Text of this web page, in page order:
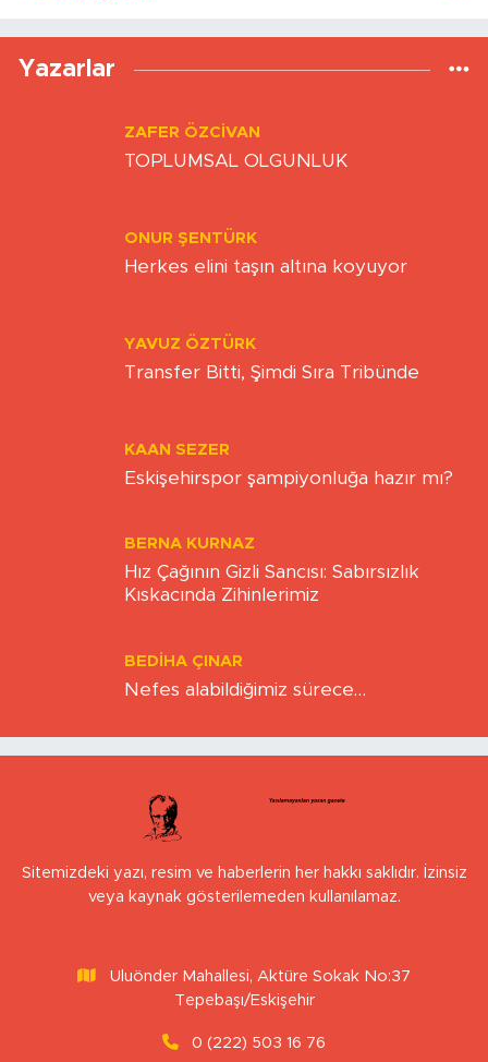
Yazarlar
ZAFER ÖZCIVAN
TOPLUMSAL OLGUNLUK
ONUR ŞENTÜRK
Herkes elini taşın altına koyuyor
YAVUZ ÖZTÜRK
Transfer Bitti, Şimdi Sıra Tribünde
KAAN SEZER
Eskişehirspor şampiyonluğa hazır mı?
BERNA KURNAZ
Hız Çağının Gizli Sancısı: Sabırsızlık
Kıskacında Zihinlerimiz
BEDIHA ÇINAR
Nefes alabildiğimiz sürece…
Sitemizdeki yazı, resim ve haberlerin her hakkı saklıdır. İzinsiz
veya kaynak gösterilemeden kullanılamaz.
Uluönder Mahallesi, Aktüre Sokak No:37
Tepebaşı/Eskişehir
0 (222) 503 16 76